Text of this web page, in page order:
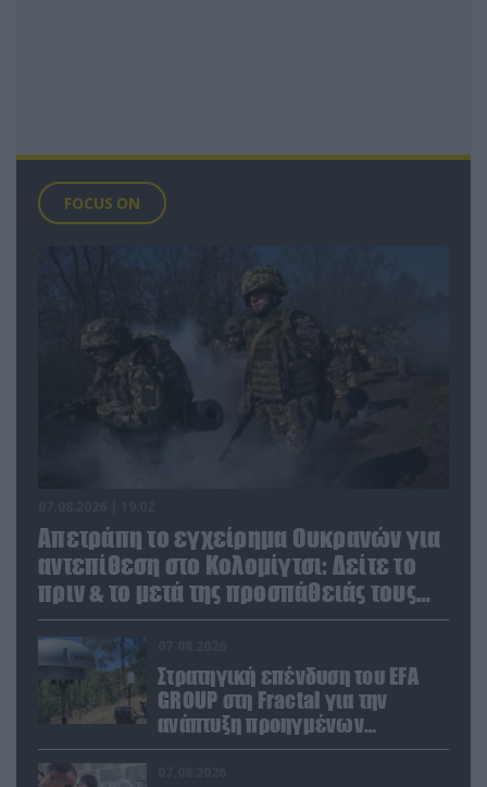
FOCUS ON
Απετράπη το εγχείρημα Ουκρανών για
αντεπίθεση στο Κολομίγτσι: Δείτε το
πριν & το μετά της προσπάθειάς τους
(βίντεο)
Στρατηγική επένδυση του EFA
GROUP στη Fractal για την
ανάπτυξη προηγμένων
αμυντικών τεχνολογιών σε